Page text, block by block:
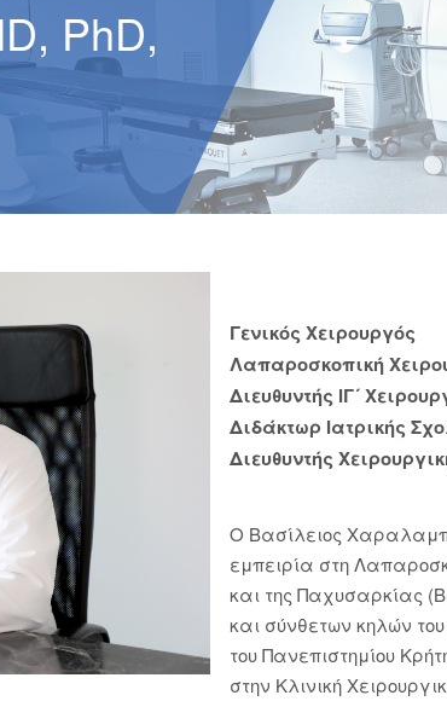
PhD,
Γενικός Χειρουργός
Λαπαροσκοπική
Διευθυντής ΙΓ´
Διδάκτωρ Ιατρικής
Διευθυντής
Ο Βασίλειος
εμπειρία στη
και της Παχυσαρκίας
και σύνθετων κηλών του
του Πανεπιστημίου
στην Κλινική